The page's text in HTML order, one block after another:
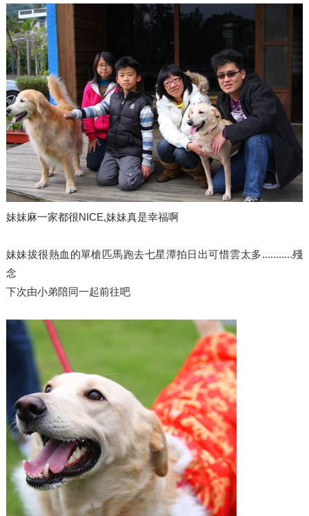
妹妹麻一家都很NICE,妹妹真是幸福啊
妹妹拔很熱血的單槍匹馬跑去七星潭拍日出可惜雲太多...........殘
念
下次由小弟陪同一起前往吧